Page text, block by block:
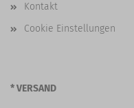
Kontakt
Cookie Einstellungen
* VERSAND